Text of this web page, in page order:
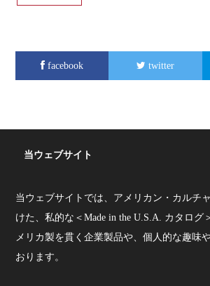
facebook twitter
当ウェブサイト
当ウェブサイトでは、アメリカン・カルチ
けた、私的な＜Made in the U.S.A. カタログ
メリカ製を貫く企業製品や、個人的な趣味
おります。